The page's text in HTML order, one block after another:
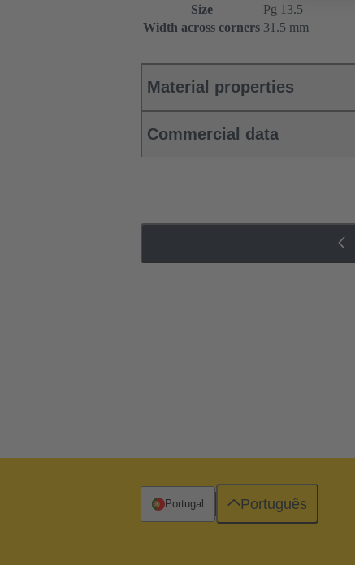
Size
Pg 13.5
Width across corners 31.5 mm
Material properties
Commercial data
Portugal Português